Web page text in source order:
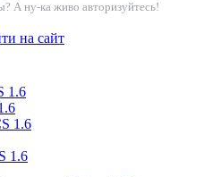
А ну-ка живо авторизуйтесь!
на сайт
1.6
1.6
1.6